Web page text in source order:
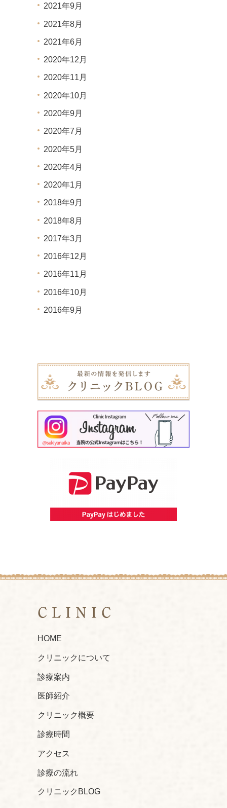
2021年9月
2021年8月
2021年6月
2020年12月
2020年11月
2020年10月
2020年9月
2020年7月
2020年5月
2020年4月
2020年1月
2018年9月
2018年8月
2017年3月
2016年12月
2016年11月
2016年10月
2016年9月
CLINIC
HOME
クリニックについて
診療案内
医師紹介
クリニック概要
診療時間
アクセス
診療の流れ
クリニックBLOG